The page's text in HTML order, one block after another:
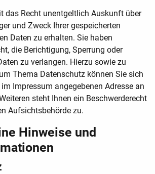
das Recht unentgeltlich Auskunft über
und Zweck Ihrer gespeicherten
Daten zu erhalten. Sie haben
die Berichtigung, Sperrung oder
zu verlangen. Hierzu sowie zu
Thema Datenschutz können Sie sich
Impressum angegebenen Adresse an
steht Ihnen ein Beschwerderecht
Aufsichtsbehörde zu.
Hinweise und